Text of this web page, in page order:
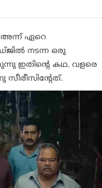
അന്ന് ഏറെ
നടന്ന ഒരു
ഇതിന്റെ കഥ. വളരെ
സീരീസിന്റേത്.